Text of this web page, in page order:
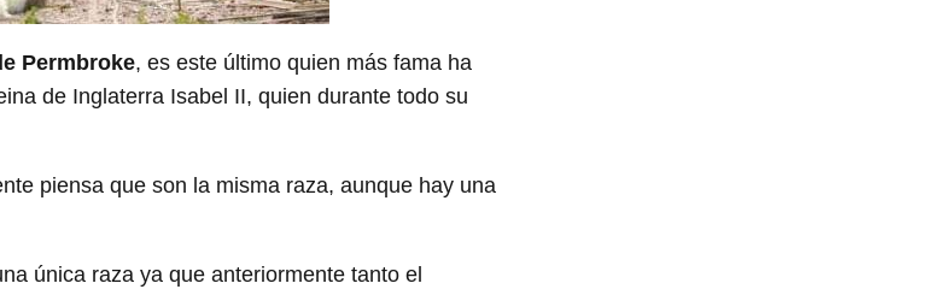
Permbroke, es este último quien más fama ha
de Inglaterra Isabel II, quien durante todo su
piensa que son la misma raza, aunque hay una
única raza ya que anteriormente tanto el